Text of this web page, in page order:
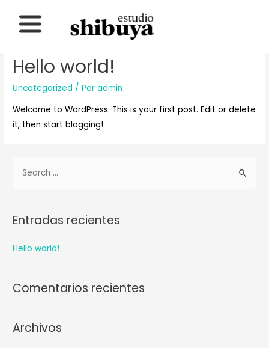
Mes: octubre 2017
Hello world!
Uncategorized / Poradmin
Welcome to WordPress. This is your first post. Edit or delete
it, then start blogging!
Entradas recientes
Hello world!
Comentarios recientes
Archivos